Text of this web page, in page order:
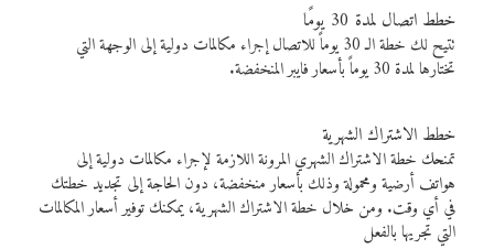
خطط اتصال لمدة 30 يومًا
تتيح لك خطة الـ 30 يوماً للاتصال إجراء مكالمات دولية إلى الوجهة التي
تختارها لمدة 30 يوماً بأسعار فايبر المنخفضة.
خطط الاشتراك الشهرية
تمنحك خطة الاشتراك الشهري المرونة اللازمة لإجراء مكالمات دولية إلى
هواتف أرضية ومحمولة وذلك بأسعار منخفضة، دون الحاجة إلى تجديد خطتك
في أي وقت. ومن خلال خطة الاشتراك الشهرية، يمكنك توفير أسعار المكالمات
التي تجريها بالفعل